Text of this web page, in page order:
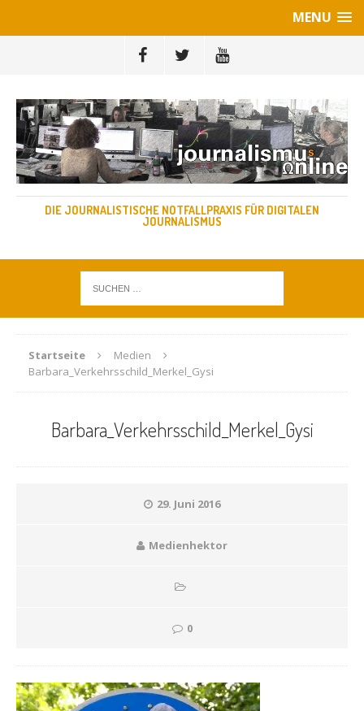
MENU
DIE JOURNALISTISCHE NOTFALLPRAXIS FÜR DIGITALEN
JOURNALISMUS
Startseite
Medien
Barbara_Verkehrsschild_Merkel_Gysi
Barbara_Verkehrsschild_Merkel_Gysi
29. Juni 2016
Medienhektor
0